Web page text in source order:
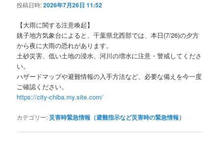
投稿日時:2026年7月26日 11:52
【大雨に関する注意喚起】
銚子地方気象台によると、千葉県北西部では、本日(7/26)の夕方
から夜に大雨の恐れがあります。
土砂災害、低い土地の浸水、河川の増水に注意・警戒してくださ
い。
ハザードマップや避難情報の入手方法など、必要な備えを今一度
ご確認ください。
https://city-chiba.my.site.com/
カテゴリー: 災害時緊急情報（避難指示など災害時の緊急情報）